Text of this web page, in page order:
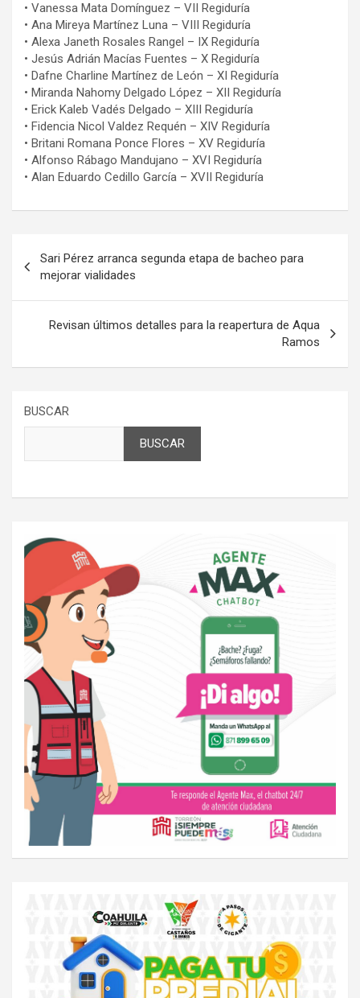
• Vanessa Mata Domínguez – VII Regiduría
• Ana Mireya Martínez Luna – VIII Regiduría
• Alexa Janeth Rosales Rangel – IX Regiduría
• Jesús Adrián Macías Fuentes – X Regiduría
• Dafne Charline Martínez de León – XI Regiduría
• Miranda Nahomy Delgado López – XII Regiduría
• Erick Kaleb Vadés Delgado – XIII Regiduría
• Fidencia Nicol Valdez Requén – XIV Regiduría
• Britani Romana Ponce Flores – XV Regiduría
• Alfonso Rábago Mandujano – XVI Regiduría
• Alan Eduardo Cedillo García – XVII Regiduría
de
entradas
Sari Pérez arranca segunda etapa de bacheo para
mejorar vialidades
Revisan últimos detalles para la reapertura de Aqua
Ramos
BUSCAR
BUSCAR